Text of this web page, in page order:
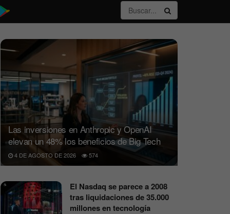
Las inversiones en Anthropic y OpenAI
elevan un 48% los beneficios de Big Tech
4 DE AGOSTO DE 2026 574
El Nasdaq se parece a 2008
tras liquidaciones de 35.000
millones en tecnología